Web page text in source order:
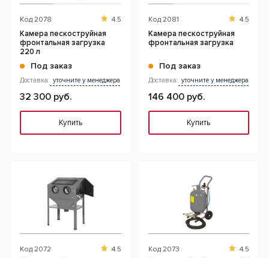
Код 2078 4.5
Камера пескоструйная
фронтальная загрузка
220 л
Под заказ
Доставка: уточните у менеджера
32 300 руб.
Купить
Код 2081 4.5
Камера пескоструйная
фронтальная загрузка
Под заказ
Доставка: уточните у менеджера
146 400 руб.
Купить
Код 2072 4.5 Код 2073 4.5